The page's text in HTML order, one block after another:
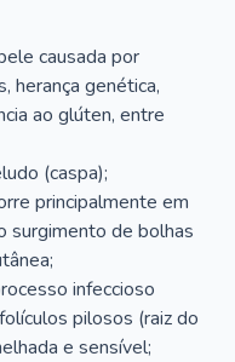
causada por
herança genética,
ao glúten, entre
(caspa);
principalmente em
surgimento de bolhas
infeccioso
pilosos (raiz do
e sensível;